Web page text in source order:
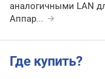
аналогичными LAN
Аппар...
Где купить?